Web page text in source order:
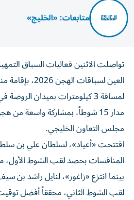
متابعات: «الخليج»
تواصلت الاثنين فعاليات السباق
العين لسباقات
لمسافة 3 كيلومترات بميدان
مدار 15 شوطاً، بمشاركة واسعة من
مجلس التعاون الخليجي.
افتتحت «أعياد»، لسلطان علي بن
بينما انتزع «زاغور»، لنايل راشد بن
لقب الشوط الثاني، محققاً أفضل توقيت بـ 4:29:98